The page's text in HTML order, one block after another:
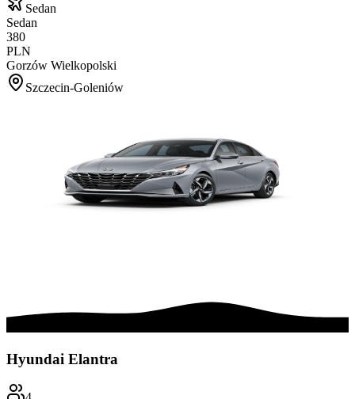
Sedan
Sedan
380
PLN
Gorzów Wielkopolski
Szczecin-Goleniów
Hyundai Elantra